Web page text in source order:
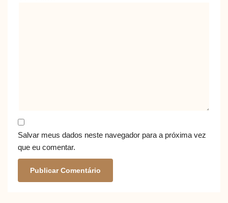
Salvar meus dados neste navegador para a próxima vez
que eu comentar.